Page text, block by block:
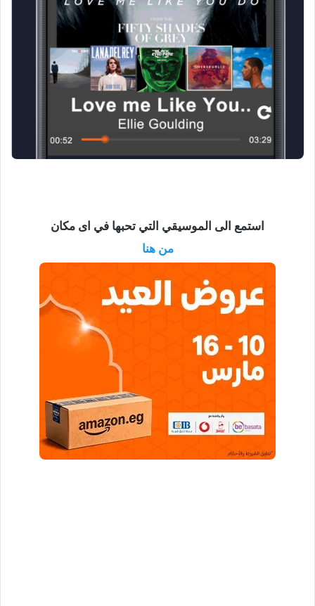
استمع الى الموسيقي التي تحبها في اى مكان
من هنا